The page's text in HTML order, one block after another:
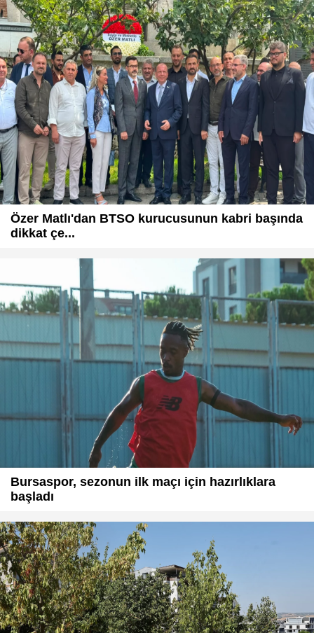
Özer Matlı'dan BTSO kurucusunun kabri başında
dikkat çe...
Bursaspor, sezonun ilk maçı için hazırlıklara
başladı